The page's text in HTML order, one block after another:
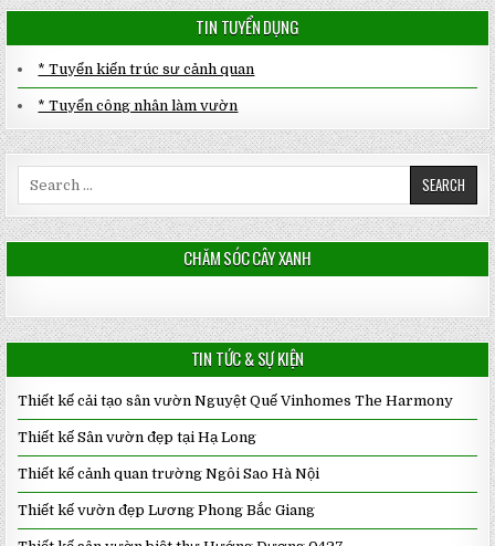
TIN TUYỂN DỤNG
* Tuyển kiến trúc sư cảnh quan
* Tuyển công nhân làm vườn
CHĂM SÓC CÂY XANH
TIN TỨC & SỰ KIỆN
Thiết kế cải tạo sân vườn Nguyệt Quế Vinhomes The Harmony
Thiết kế Sân vườn đẹp tại Hạ Long
Thiết kế cảnh quan trường Ngôi Sao Hà Nội
Thiết kế vườn đẹp Lương Phong Bắc Giang